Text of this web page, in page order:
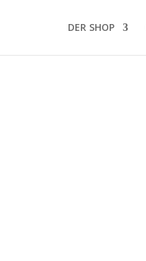
DER SHOP